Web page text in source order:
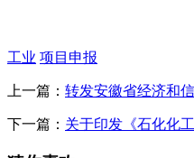
工业 项目申报
上一篇： 转发安徽省经济和
下一篇： 关于印发《石化化